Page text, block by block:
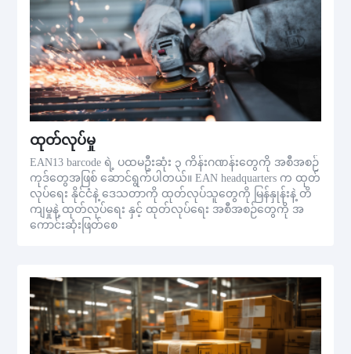
ထုတ်လုပ်မှု
EAN13 barcode ရဲ့ ပထမဦးဆုံး ၃ ကိန်းဂဏန်းတွေကို အစီအစဉ်
ကုဒ်တွေအဖြစ် ဆောင်ရွက်ပါတယ်။ EAN headquarters က ထုတ်
လုပ်ရေး နိုင်ငံနဲ့ ဒေသတာကို ထုတ်လုပ်သူတွေကို မြန်နှုန်းနဲ့ တိ
ကျမှုနဲ့ ထုတ်လုပ်ရေး နှင့် ထုတ်လုပ်ရေး အစီအစဉ်တွေကို အ
ကောင်းဆုံးဖြတ်စေ